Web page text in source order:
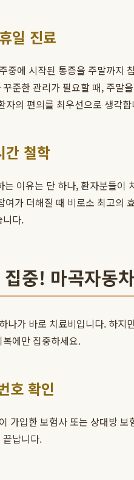
일 진료
중에 시작된 통증을 주말까지
준한 관리가 필요할 때, 주
자의 편의를 최우선으로 생각
간 철학
는 이유는 단 하나, 환자분들이
가 더해질 때 비로소 최고의
니다.
중! 마곡자동
나가 바로 치료비입니다. 하
에만 집중하세요.
호 확인
가입한 보험사 또는 상대방
납니다.